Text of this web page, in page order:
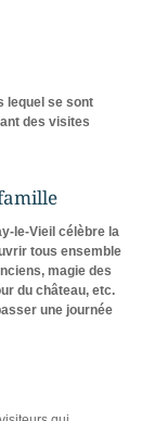
lequel se sont
des visites
le-Vieil célèbre la
tous ensemble
magie des
du château, etc.
une journée